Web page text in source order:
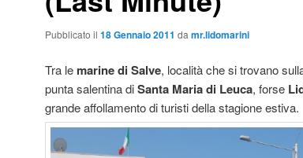
Pubblicato il 18 Gennaio 2011 da mr.lidomarini
Tra le marine di Salve, località che si trovano
punta salentina diSanta Maria di Leuca, forse
grande affollamento di turisti della stagione estiva.